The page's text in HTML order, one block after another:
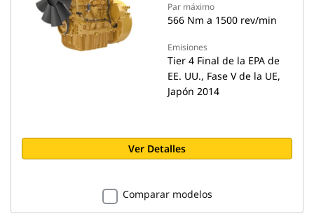
Par máximo
566 Nm a 1500 rev/min
Emisiones
Tier 4 Final de la EPA de
EE. UU., Fase V de la UE,
Japón 2014
Ver Detalles
Comparar modelos